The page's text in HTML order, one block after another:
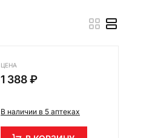
ЦЕНА
1 388 ₽
В наличии в 5 аптеках